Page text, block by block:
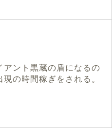
アント黒蔵の盾になるの
の時間稼ぎをされる。